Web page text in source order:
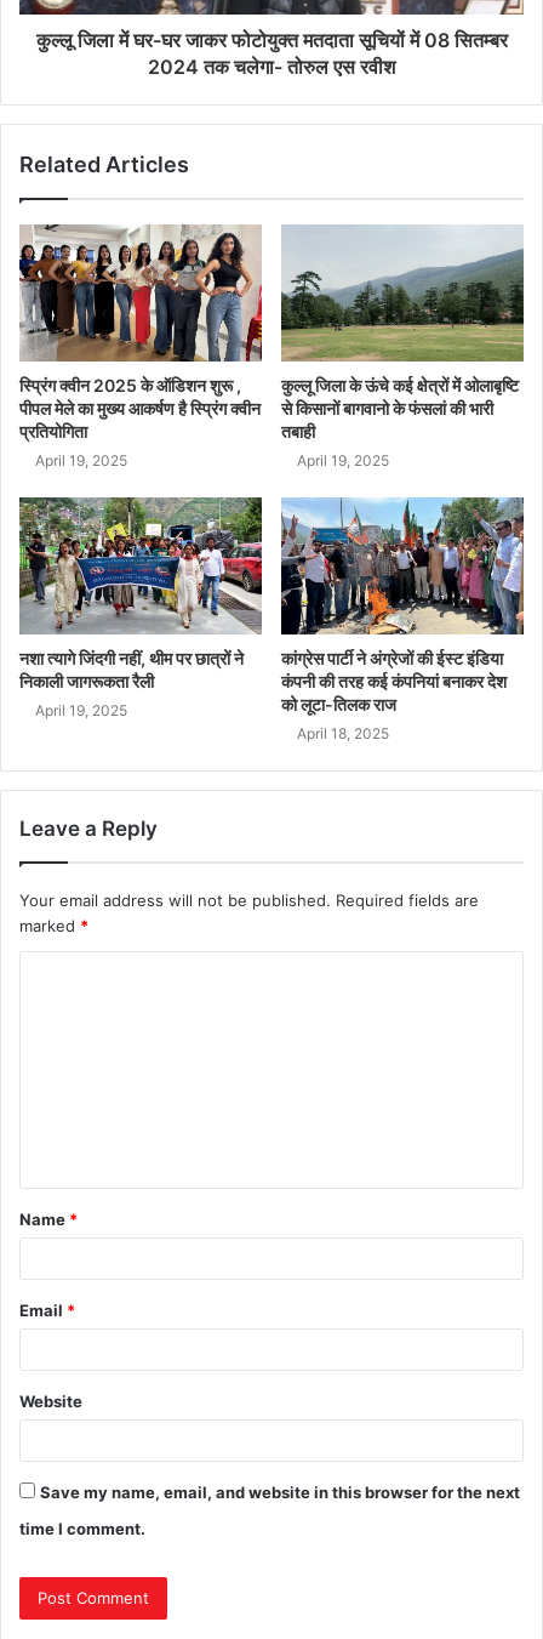
कुल्लू जिला में घर-घर जाकर फोटोयुक्त मतदाता सूचियों में 08 सितम्बर
2024 तक चलेगा- तोरुल एस रवीश
Related Articles
स्प्रिंग क्वीन 2025 के ऑडिशन शुरू ,
पीपल मेले का मुख्य आकर्षण है स्प्रिंग क्वीन
प्रतियोगिता
April 19, 2025
कुल्लू जिला के ऊंचे कई क्षेत्रों में ओलाबृष्टि
से किसानों बागवानो के फंसलां की भारी
तबाही
April 19, 2025
नशा त्यागे जिंदगी नहीं, थीम पर छात्रों ने
निकाली जागरूकता रैली
April 19, 2025
कांग्रेस पार्टी ने अंग्रेजों की ईस्ट इंडिया
कंपनी की तरह कई कंपनियां बनाकर देश
को लूटा-तिलक राज
April 18, 2025
Leave a Reply
Your email address will not be published. Required fields are
marked *
Name *
Email *
Website
Save my name, email, and website in this browser for the next
time I comment.